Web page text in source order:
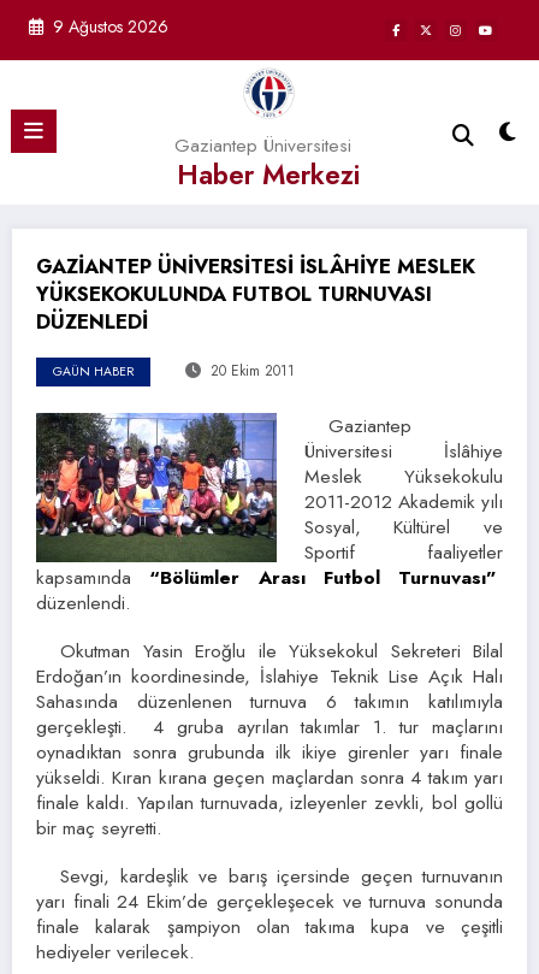
9 Ağustos 2026
Gaziantep Üniversitesi
Haber Merkezi
GAZİANTEP ÜNİVERSİTESİ İSLÂHİYE MESLEK
YÜKSEKOKULUNDA FUTBOL TURNUVASI
DÜZENLEDİ
GAÜN HABER 20 Ekim 2011
Gaziantep
Üniversitesi İslâhiye
Meslek Yüksekokulu
2011-2012 Akademik yılı
Sosyal, Kültürel ve
Sportif faaliyetler
kapsamında “Bölümler Arası Futbol Turnuvası”
düzenlendi.
Okutman Yasin Eroğlu ile Yüksekokul Sekreteri Bilal
Erdoğan’ın koordinesinde, İslahiye Teknik Lise Açık Halı
Sahasında düzenlenen turnuva 6 takımın katılımıyla
gerçekleşti. 4 gruba ayrılan takımlar 1. tur maçlarını
oynadıktan sonra grubunda ilk ikiye girenler yarı finale
yükseldi. Kıran kırana geçen maçlardan sonra 4 takım yarı
finale kaldı. Yapılan turnuvada, izleyenler zevkli, bol gollü
bir maç seyretti.
Sevgi, kardeşlik ve barış içersinde geçen turnuvanın
yarı finali 24 Ekim’de gerçekleşecek ve turnuva sonunda
finale kalarak şampiyon olan takıma kupa ve çeşitli
hediyeler verilecek.